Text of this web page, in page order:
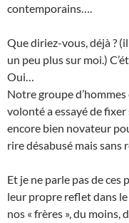
contemporains….
Que diriez-vous, déjà ?
un peu plus sur moi.)
Oui…
Notre groupe
volonté a essayé de
encore bien novateur
rire désabusé mais sans
Et je ne parle pas de
leur propre reflet dans
nos « frères », du moins,